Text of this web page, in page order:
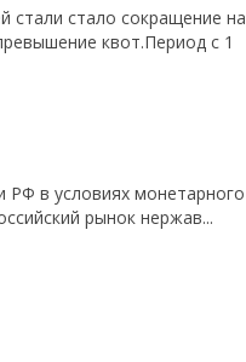
стало сокращение на
квот.Период с 1
в условиях монетарного
рынок нержав...